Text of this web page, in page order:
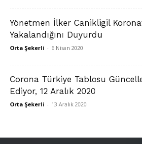
Yönetmen İlker Canikligil
Yakalandığını Duyurdu
Orta Şekerli - 6 Nisan 2020
Corona Türkiye Tablosu
Ediyor, 12 Aralık 2020
Orta Şekerli - 13 Aralık 2020